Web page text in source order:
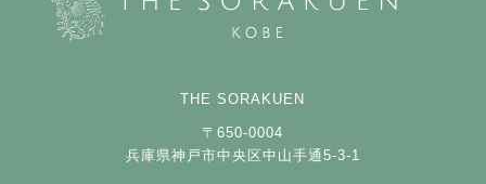
THE SORAKUEN
〒650-0004
兵庫県神戸市中央区中山手通5-3-1